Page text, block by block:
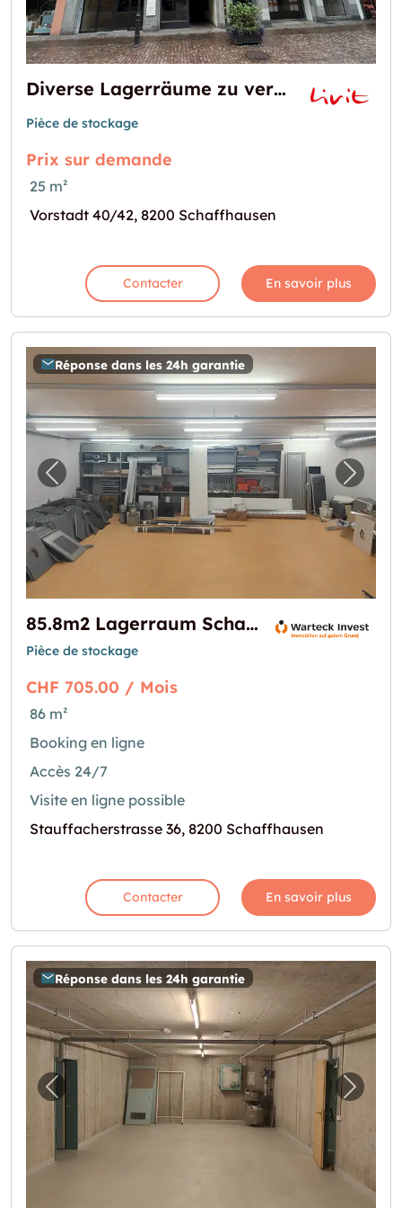
Diverse Lagerräume zu vermieten
Pièce de stockage
Prix sur demande
25 m²
Vorstadt 40/42, 8200 Schaffhausen
Contacter En savoir plus
Réponse dans les 24h garantie
Image précédente pour "85.8m2
85.8m2 Lagerraum Schaffhausen - Stauffacherstrasse 36
Pièce de stockage
CHF 705.00 / Mois
86 m²
Booking en ligne
Accès 24/7
Visite en ligne possible
Stauffacherstrasse 36, 8200 Schaffhausen
Contacter En savoir plus
Réponse dans les 24h garantie
Image précédente pour "104m2